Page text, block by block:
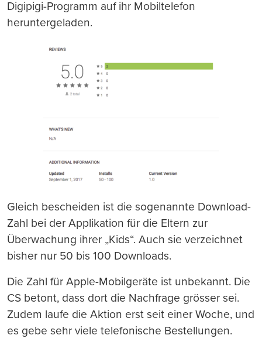
Digipigi-Programm auf ihr Mobiltelefon
heruntergeladen.
Gleich bescheiden ist die sogenannte Download-
Zahl bei der Applikation für die Eltern zur
Überwachung ihrer „Kids“. Auch sie verzeichnet
bisher nur 50 bis 100 Downloads.
Die Zahl für Apple-Mobilgeräte ist unbekannt. Die
CS betont, dass dort die Nachfrage grösser sei.
Zudem laufe die Aktion erst seit einer Woche, und
es gebe sehr viele telefonische Bestellungen.